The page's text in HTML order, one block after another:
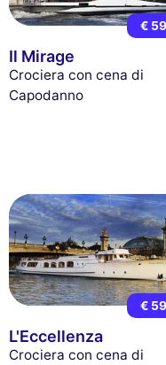
€
Il Mirage
Crociera con cena di
Capodanno
€
L'Eccellenza
Crociera con cena di